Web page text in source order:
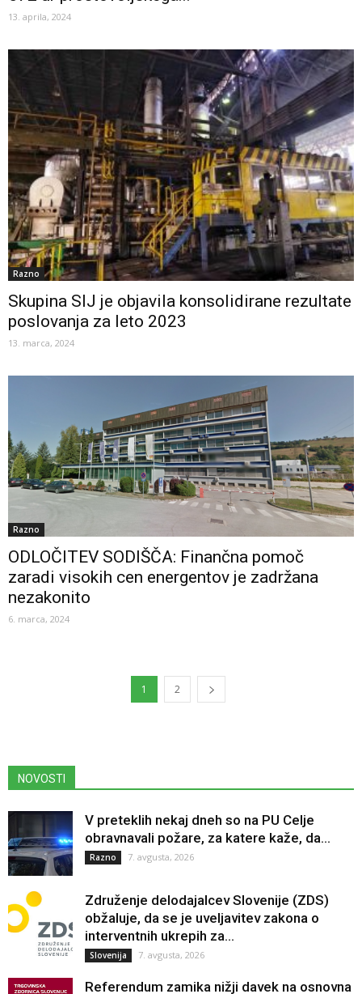
13. aprila, 2024
Razno
Skupina SIJ je objavila konsolidirane rezultate
poslovanja za leto 2023
13. marca, 2024
Razno
ODLOČITEV SODIŠČA: Finančna pomoč
zaradi visokih cen energentov je zadržana
nezakonito
6. marca, 2024
1 2
NOVOSTI
V preteklih nekaj dneh so na PU Celje
obravnavali požare, za katere kaže, da...
Razno 7. avgusta, 2026
Združenje delodajalcev Slovenije (ZDS)
obžaluje, da se je uveljavitev zakona o
interventnih ukrepih za...
Slovenija 7. avgusta, 2026
Referendum zamika nižji davek na osnovna